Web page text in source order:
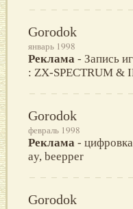
Gorodok
январь 1998
Реклама - Запись
: ZX-SPECTRUM &
Gorodok
февраль 1998
Реклама -
ay, beeppеr
Gorodok